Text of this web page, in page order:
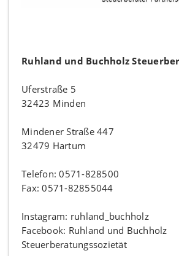
Ruhland und Buchholz
Uferstraße 5
32423 Minden
Mindener Straße 447
32479 Hartum
Telefon: 0571-828500
Fax: 0571-82855044
Instagram: ruhland_buchholz
Facebook: Ruhland und Buchholz
Steuerberatungssozietät